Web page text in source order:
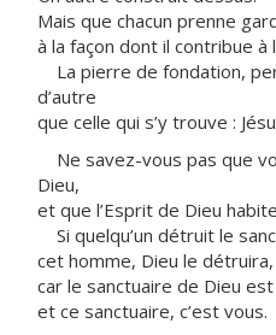
Mais que chacun prenne
à la façon dont il contribue à
La pierre de fondation,
d’autre
que celle qui s’y trouve :
Ne savez-vous pas que
Dieu,
et que l’Esprit de Dieu
Si quelqu’un détruit le
cet homme, Dieu le détruira,
car le sanctuaire de Dieu
et ce sanctuaire, c’est vous.